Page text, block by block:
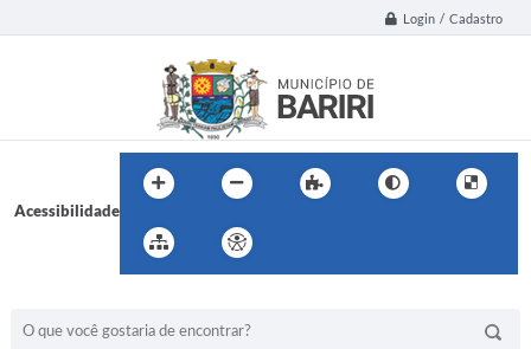
Login / Cadastro
Acessibilidade